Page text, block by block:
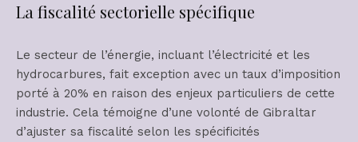
La fiscalité sectorielle spécifique
Le secteur de l’énergie, incluant l’électricité et les
hydrocarbures, fait exception avec un taux d’imposition
porté à 20% en raison des enjeux particuliers de cette
industrie. Cela témoigne d’une volonté de Gibraltar
d’ajuster sa fiscalité selon les spécificités